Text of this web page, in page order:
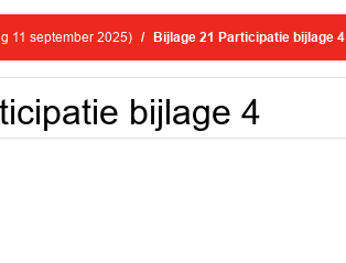
11 september 2025) Bijlage 21 Participatie bijlage 4
bijlage 4